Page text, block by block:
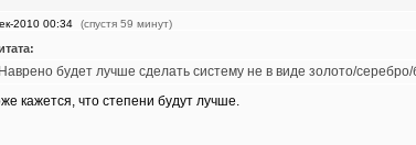
2010 00:34 (спустя 59 минут)
Наврено будет лучше сделать систему не в виде золото/
кажется, что степени будут лучше.